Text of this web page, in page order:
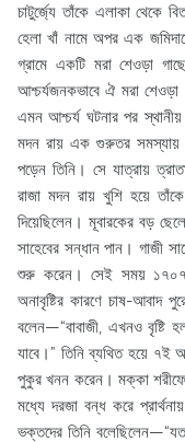
চাটুর্জ্যে তাঁকে এলাকা থেকে
হেলা খাঁ নামে অপর এক
গ্রামে একটি মরা শেওড়া
আশ্চর্যজনকভাবে ঐ মরা
এমন আশ্চর্য ঘটনার পর
মদন রায় এক গুরুতর সমস্যায়
পড়েন তিনি। সে যাত্রায়
রাজা মদন রায় খুশি হয়ে
দিয়েছিলেন। মূবারকের বড়
সাহেবের সন্ধান পান। গাজী
শুরু করেন। সেই সময় ১৭০৭
অনাবৃষ্টির কারণে চাষ-আবাদ
বলেন—“বাবাজী, এখনও বৃষ্টি
যাবে।” তিনি ব্যথিত হয়ে
পুকুর খনন করেন। মক্কা
মধ্যে দরজা বন্ধ করে
ভক্তদের তিনি